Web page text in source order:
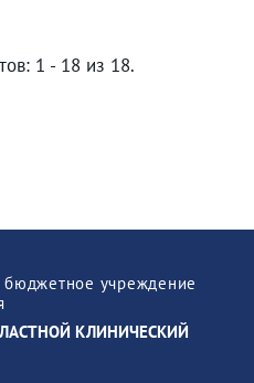
1 - 18 из 18.
бюджетное учреждение
КЛИНИЧЕСКИЙ